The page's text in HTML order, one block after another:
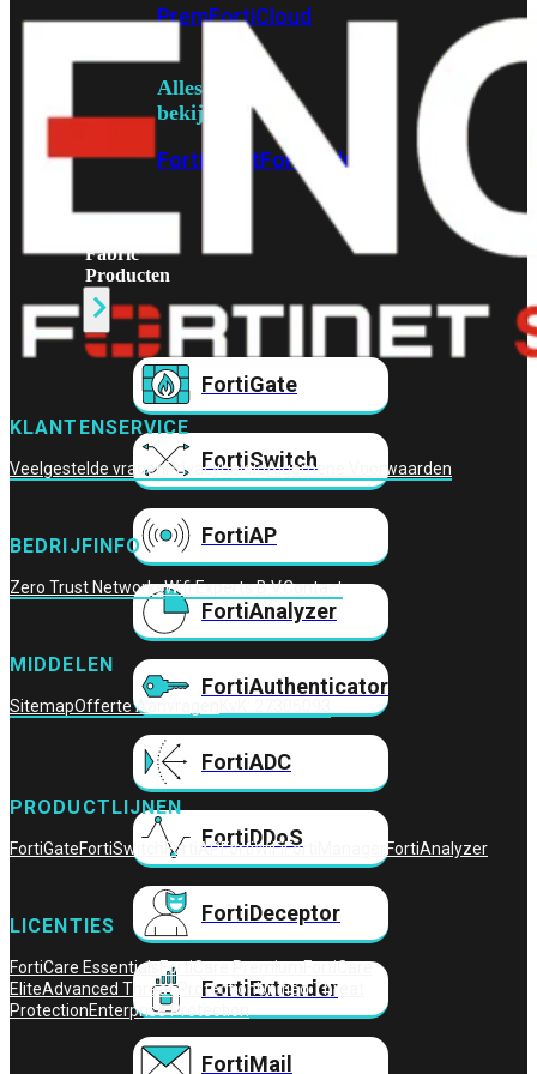
PremFortiCloud
Alles
bekijken
FortiClientFortiEndpoint
Fabric
Producten
FortiGate
FortiSwitch
FortiAP
FortiAnalyzer
FortiAuthenticator
FortiADC
FortiDDoS
FortiDeceptor
FortiExtender
FortiMail
KLANTENSERVICE
Veelgestelde vragenPrivacybeleidAlgemene Voorwaarden
BEDRIJFINFO
Zero Trust NetworksWifi Experts B.V.Contact
MIDDELEN
SitemapOfferte Aanvragen
PRODUCTLIJNEN
FortiGateFortiSwitch FortiAPFortiWiFiFortiManager FortiAnalyzer
LICENTIES
FortiCare EssentialsFortiCare PremiumFortiCare
EliteAdvanced Threat ProtectionUnified Threat
ProtectionEnterprise Protection